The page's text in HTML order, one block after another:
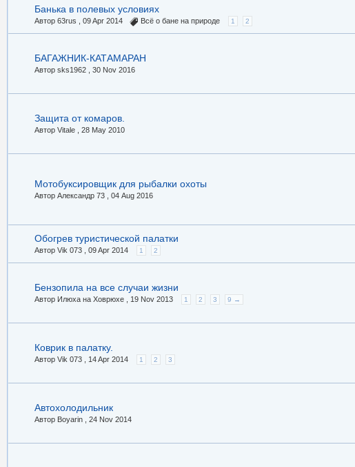
Банька в полевых условиях
Автор 63rus , 09 Apr 2014 Всё о бане на природе 1 2
БАГАЖНИК-КАТАМАРАН
Автор sks1962 , 30 Nov 2016
Защита от комаров.
Автор Vitale , 28 May 2010
Мотобуксировщик для рыбалки охоты
Автор Александр 73 , 04 Aug 2016
Обогрев туристической палатки
Автор Vik 073 , 09 Apr 2014 1 2
Бензопила на все случаи жизни
Автор Илюха на Ховрюхе , 19 Nov 2013 1 2 3 9 →
Коврик в палатку.
Автор Vik 073 , 14 Apr 2014 1 2 3
Автохолодильник
Автор Boyarin , 24 Nov 2014